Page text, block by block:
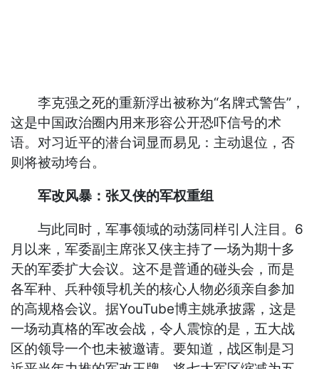
李克强之死的重新浮出被称为“名牌式警告”，
这是中国政治圈内用来形容公开恐吓信号的术
语。对习近平的潜台词显而易见：主动退位，否
则将被动垮台。
军改风暴：张又侠的军权重组
与此同时，军事领域的动荡同样引人注目。6
月以来，军委副主席张又侠主持了一场为期十多
天的军委扩大会议。这不是普通的碰头会，而是
各军种、兵种领导机关的核心人物必须亲自参加
的高规格会议。据YouTube博主姚承披露，这是
一场动真格的军改会战，令人震惊的是，五大战
区的领导一个也未被邀请。要知道，战区制是习